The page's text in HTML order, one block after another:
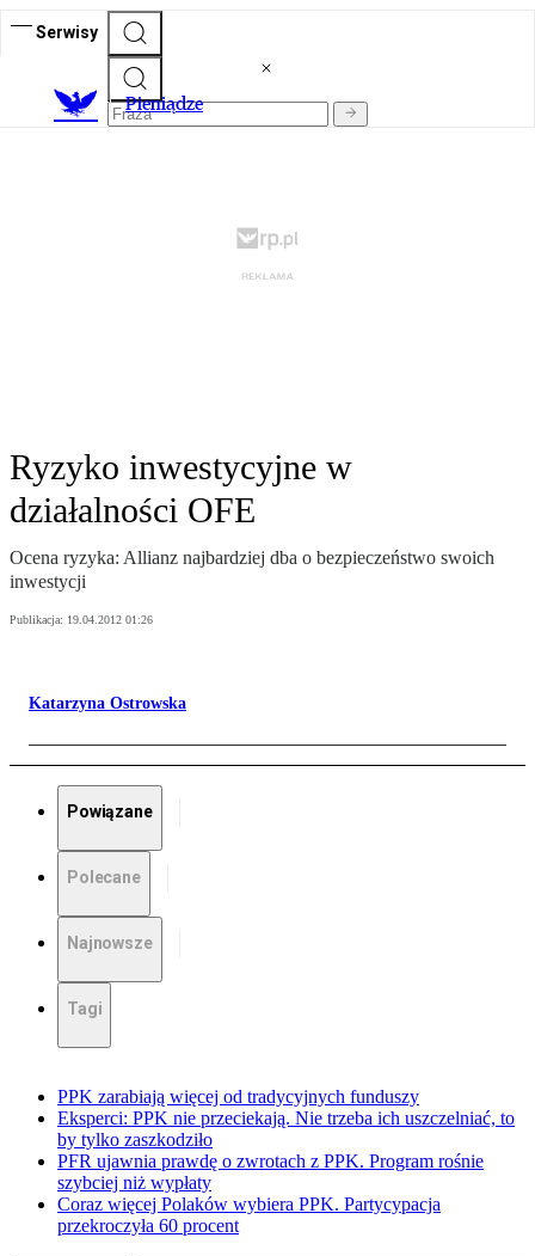
Serwisy
Pieniądze
Ryzyko inwestycyjne w
działalności OFE
Ocena ryzyka: Allianz najbardziej dba o bezpieczeństwo swoich
inwestycji
Publikacja: 19.04.2012 01:26
Katarzyna Ostrowska
Powiązane
Polecane
Najnowsze
Tagi
PPK zarabiają więcej od tradycyjnych funduszy
Eksperci: PPK nie przeciekają. Nie trzeba ich uszczelniać, to
by tylko zaszkodziło
PFR ujawnia prawdę o zwrotach z PPK. Program rośnie
szybciej niż wypłaty
Coraz więcej Polaków wybiera PPK. Partycypacja
przekroczyła 60 procent